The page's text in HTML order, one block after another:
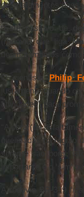
desmatamentos
“Este passivo de
(rodovia que liga
desmatamentos
O cientistaPhilip
justamente quando
atividades” para
“A obra (de
queimadas na região
sempre são bons,
importante é o ‘sim’
A rodovia BR-319